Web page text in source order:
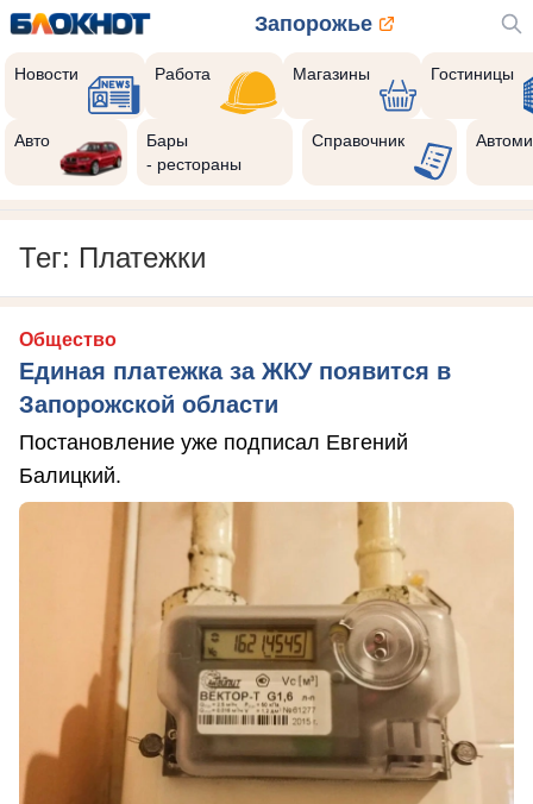
Запорожье
Новости Работа Магазины Гостиницы
Авто
Бары
- рестораны
Справочник
Тег: Платежки
Общество
Единая платежка за ЖКУ появится в
Запорожской области
Постановление уже подписал Евгений
Балицкий.